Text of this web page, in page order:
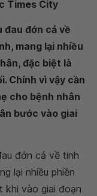
Times City
đau đớn cả về
mang lại nhiều
đặc biệt là
Chính vì vậy cần
cho bệnh nhân
bước vào giai
đớn cả về tinh
lại nhiều phiền
khi vào giai đoạn